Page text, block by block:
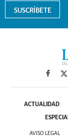
SUSCRÍBETE
ACTUALIDAD
AVISO LEGAL